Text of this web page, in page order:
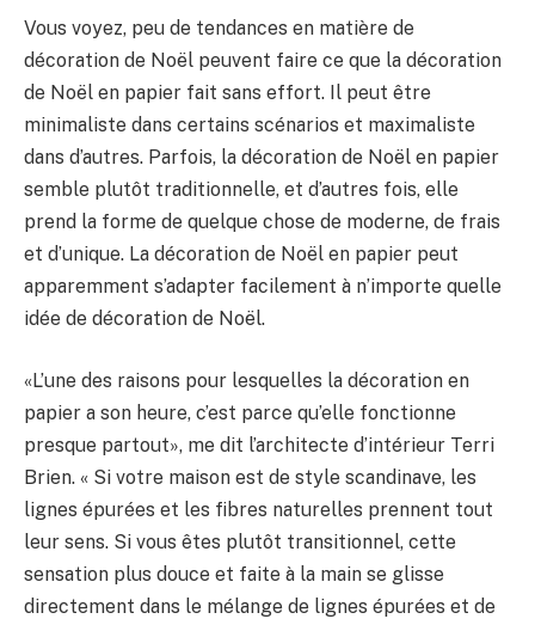
Vous voyez, peu de tendances en matière de
décoration de Noël peuvent faire ce que la décoration
de Noël en papier fait sans effort. Il peut être
minimaliste dans certains scénarios et maximaliste
dans d’autres. Parfois, la décoration de Noël en papier
semble plutôt traditionnelle, et d’autres fois, elle
prend la forme de quelque chose de moderne, de frais
et d’unique. La décoration de Noël en papier peut
apparemment s’adapter facilement à n’importe quelle
idée de décoration de Noël.
«L’une des raisons pour lesquelles la décoration en
papier a son heure, c’est parce qu’elle fonctionne
presque partout», me dit l’architecte d’intérieur Terri
Brien. « Si votre maison est de style scandinave, les
lignes épurées et les fibres naturelles prennent tout
leur sens. Si vous êtes plutôt transitionnel, cette
sensation plus douce et faite à la main se glisse
directement dans le mélange de lignes épurées et de